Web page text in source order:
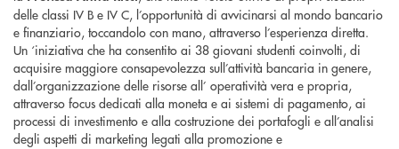
delle classi IV B e IV C, l’opportunità di avvicinarsi al mondo bancario
e finanziario, toccandolo con mano, attraverso l’esperienza diretta.
Un ‘iniziativa che ha consentito ai 38 giovani studenti coinvolti, di
acquisire maggiore consapevolezza sull’attività bancaria in genere,
dall’organizzazione delle risorse all’ operatività vera e propria,
attraverso focus dedicati alla moneta e ai sistemi di pagamento, ai
processi di investimento e alla costruzione dei portafogli e all’analisi
degli aspetti di marketing legati alla promozione e